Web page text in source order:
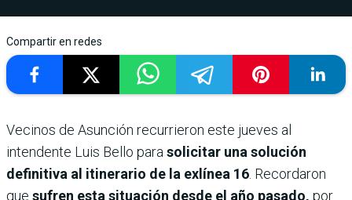
Compartir en redes
Vecinos de Asunción recurrieron este jueves al
intendente Luis Bello parasolicitar una solución
definitiva al itinerario de la exlínea 16. Recordaron
que sufren esta situación desde el año pasado, por